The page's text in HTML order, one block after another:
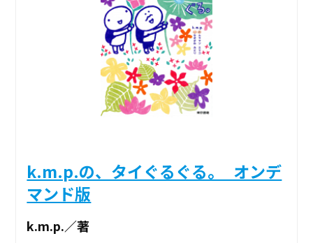
k.m.p.の、タイぐるぐる。_オンデ
マンド版
k.m.p.／著